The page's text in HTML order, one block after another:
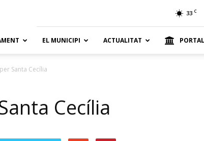
Hostalets
de
33 C
EL MUNICIPI ACTUALITAT
Santa Cecília
Cecília